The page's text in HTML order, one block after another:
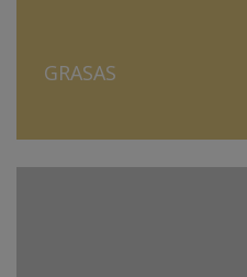
GRASAS